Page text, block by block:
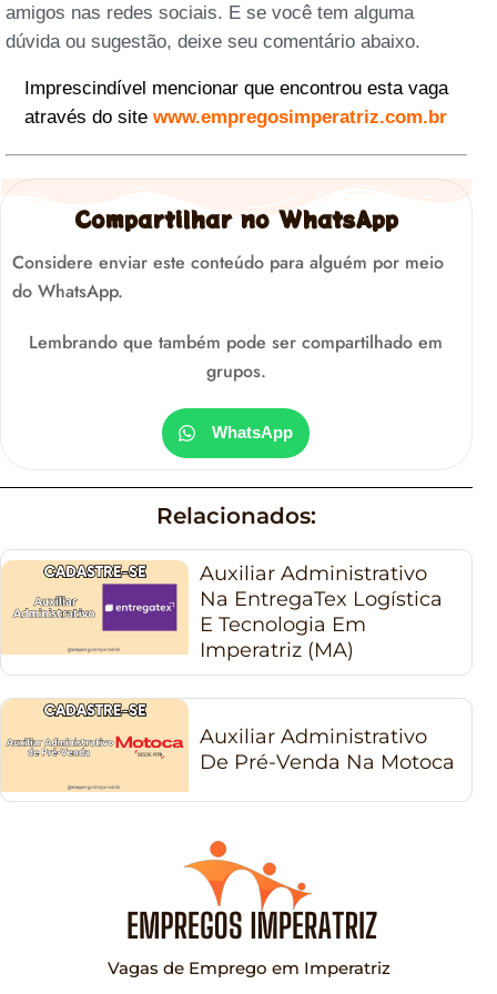
amigos nas redes sociais. E se você tem alguma
dúvida ou sugestão, deixe seu comentário abaixo.
Imprescindível mencionar que encontrou esta vaga
através do sitewww.empregosimperatriz.com.br
Compartilhar no WhatsApp
Considere enviar este conteúdo para alguém por meio
do WhatsApp.
Lembrando que também pode ser compartilhado em
grupos.
WhatsApp
Relacionados:
Auxiliar Administrativo
Na EntregaTex Logística
E Tecnologia Em
Imperatriz (MA)
Auxiliar Administrativo
De Pré-Venda Na Motoca
Vagas de Emprego em Imperatriz